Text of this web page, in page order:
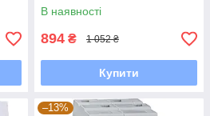
В наявності
894 ₴ 1 052 ₴
Купити
–13%